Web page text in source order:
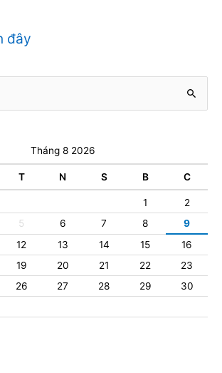
đây
Tháng 8 2026
T N S B C
1
2
5 6 7 8
9
12 13 14 15
16
19 20 21 22
23
26 27 28 29
30